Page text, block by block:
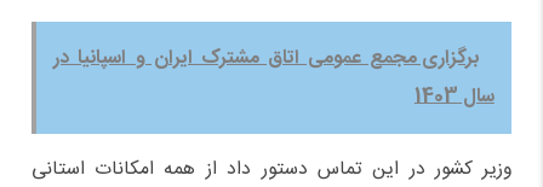
برگزاری مجمع عمومی اتاق مشترک ایران و اسپانیا در
سال 1403
وزیر کشور در این تماس دستور داد از همه امکانات استانی